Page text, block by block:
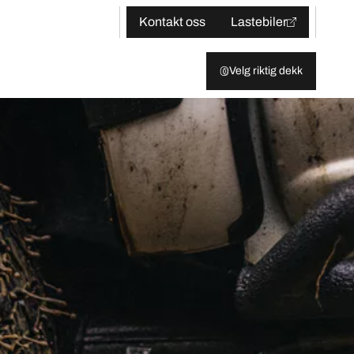
Kontakt oss Lastebiler
Velg riktig dekk